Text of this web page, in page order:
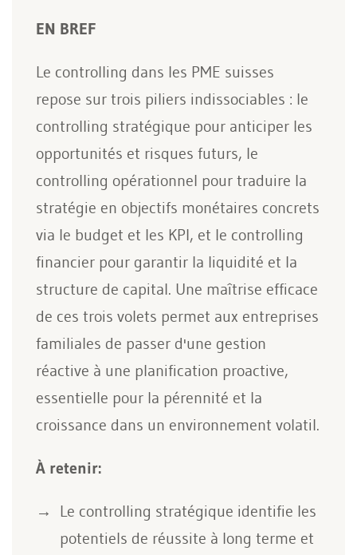
EN BREF
Le controlling dans les PME suisses
repose sur trois piliers indissociables : le
controlling stratégique pour anticiper les
opportunités et risques futurs, le
controlling opérationnel pour traduire la
stratégie en objectifs monétaires concrets
via le budget et les KPI, et le controlling
financier pour garantir la liquidité et la
structure de capital. Une maîtrise efficace
de ces trois volets permet aux entreprises
familiales de passer d'une gestion
réactive à une planification proactive,
essentielle pour la pérennité et la
croissance dans un environnement volatil.
À retenir:
Le controlling stratégique identifie les
potentiels de réussite à long terme et